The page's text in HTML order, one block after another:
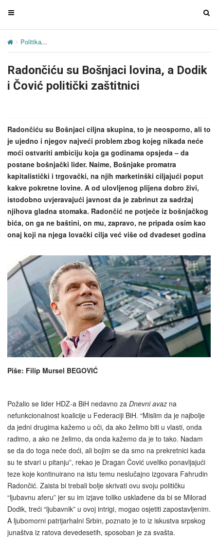
T
g
e
n
g
a
t
i
o
n
T
e
g
a
o
Politika
Radončiću su Bošnjaci lovina, a Dodik
i Čović politički zaštitnici
Radončiću su Bošnjaci ciljna skupina, to je neosporno, ali to
je ujedno i njegov najveći problem zbog kojeg nikada neće
moći ostvariti ambiciju koja ga godinama opsjeda – da
postane bošnjački lider. Naime, Bošnjake promatra
kapitalistički i trgovački, na njih marketinški ciljajući poput
kakve pokretne lovine. A od ulovljenog plijena dobro živi,
istodobno uvjeravajući javnost da je zabrinut za sadržaj
njihova gladna stomaka. Radončić ne potječe iz bošnjačkog
bića, on ga ne baštini, on mu, zapravo, ne pripada osim kao
onaj koji na njega lovački cilja već više od dvadeset godina
Piše: Filip Mursel BEGOVIĆ
Požalio se lider HDZ-a BiH nedavno za Dnevni avaz na
nefunkcionalnost koalicije u Federaciji BiH. “Mislim da je najbolje
da jedni drugima kažemo u oči, da ako želimo biti u vlasti, onda
radimo, a ako ne želimo, da onda kažemo da je to tako. Nadam
se da do toga neće doći, ali bojim se da smo na prekretnici kada
su te stvari u pitanju”, rekao je Dragan Čović uveliko ponavljajući
teze koje kontinuirano na istu temu neslučajno izgovara Fahrudin
Radončić. Zaista bi trebali bolje skrivati ovu svoju političku
“ljubavnu aferu” jer su im izjave toliko usklađene da bi se Milorad
Dodik, treći “ljubavnik” u ovoj intrigi, mogao osjetiti zapostavljenim.
A ljubomorni patrijarhalni Srbin, poznato je to iz iskustva srpskog
junaštva iz ratova devedesetih, sposoban je za svašta.